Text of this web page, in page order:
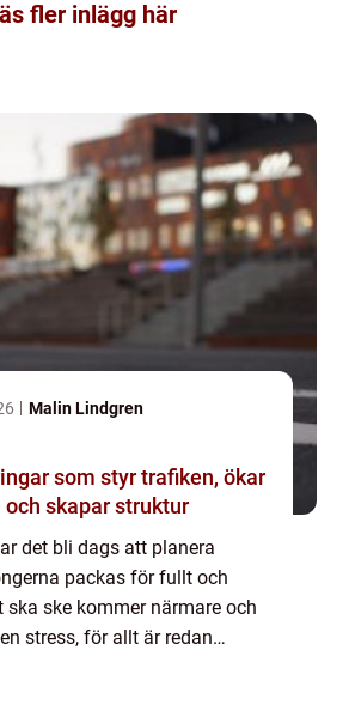
fler inlägg här
Malin Lindgren
som styr trafiken, ökar
skapar struktur
det bli dags att planera
packas för fullt och
ska ske kommer närmare och
stress, för allt är redan